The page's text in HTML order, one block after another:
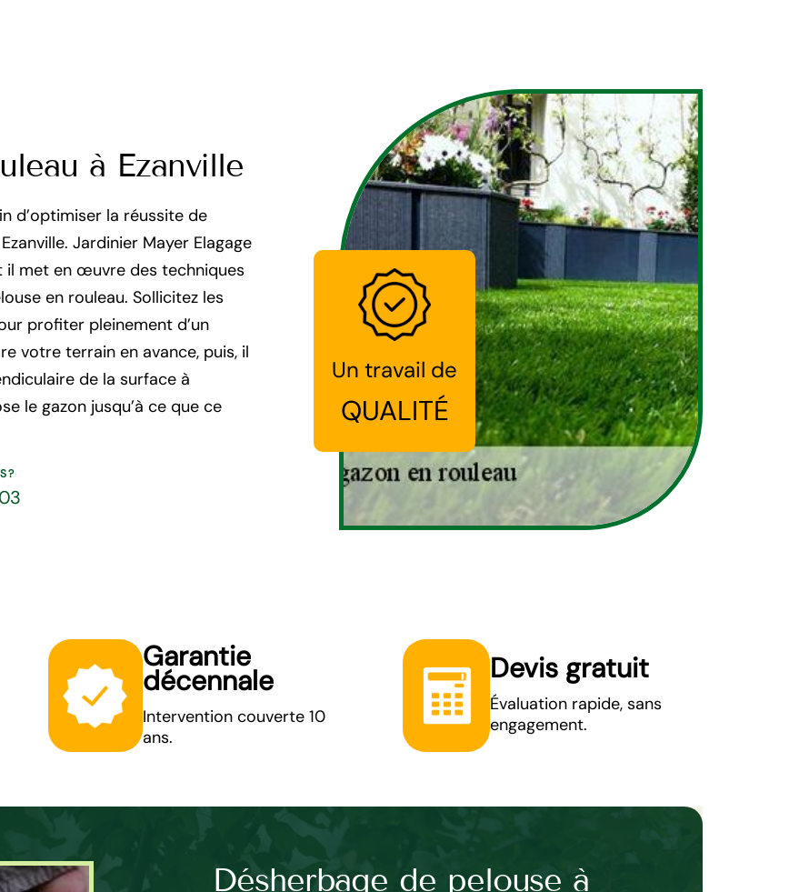
à Ezanville
d’optimiser la réussite de
Jardinier Mayer Elagage
met en œuvre des techniques
en rouleau. Sollicitez les
profiter pleinement d’un
votre terrain en avance, puis, il
de la surface à
le gazon jusqu’à ce que ce
Un travail de
QUALITÉ
Garantie
décennale
Intervention couverte 10
ans.
Devis gratuit
Évaluation rapide, sans
engagement.
à
Désherbage de pelouse à